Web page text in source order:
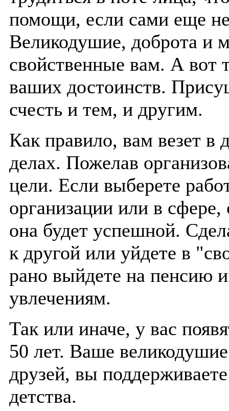
помощи, если сами еще
Великодушие, доброта и
свойственные вам. А вот
ваших достоинств.
счесть и тем, и другим.
Как правило, вам везет
делах. Пожелав
цели. Если выберете
организации или в
она будет успешной.
к другой или уйдете в
рано выйдете на пенсию
увлечениям.
Так или иначе, у вас
50 лет. Ваше
друзей, вы
детства.